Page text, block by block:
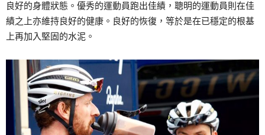
良好的身體狀態。優秀的運動員跑出佳績，聰明的運動員則在佳
績之上亦維持良好的健康。良好的恢復，等於是在已穩定的根基
上再加入堅固的水泥。